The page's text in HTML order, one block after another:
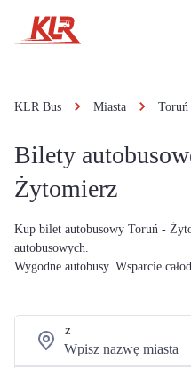
KLR Bus Miasta Toruń
Bilety
Żytomierz
Kup bilet autobusowy Toruń -
autobusowych.
Wygodne autobusy. Wsparcie
Z